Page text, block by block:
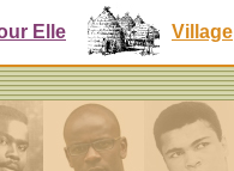
Elle Village